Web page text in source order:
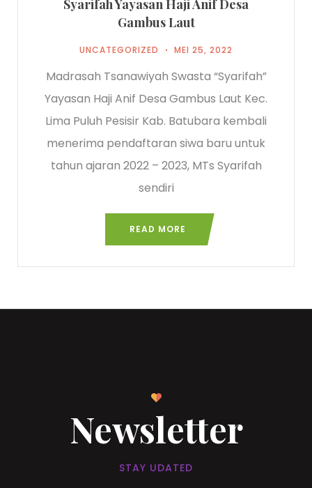
Syarifah Yayasan Haji Anif Desa
Gambus Laut
UNCATEGORIZED MEI 25, 2022
Madrasah Tsanawiyah Swasta “Syarifah”
Yayasan Haji Anif Desa Gambus Laut Kec.
Lima Puluh Pesisir Kab. Batubara kembali
menerima pendaftaran siwa baru untuk
tahun ajaran 2022 – 2023, MTs Syarifah
sendiri
READ MORE
Newsletter
STAY UDATED